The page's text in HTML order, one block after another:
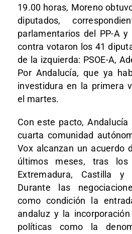
19.00 horas, Moreno
diputados,
parlamentarios del PP-A
contra votaron los 41
de la izquierda: PSOE-A,
Por Andalucía, que ya
investidura en la primera
el martes.
Con este pacto,
cuarta comunidad
Vox alcanzan un acuerdo
últimos meses, tras
Extremadura, Castilla
Durante las
como condición la
andaluz y la
políticas como la